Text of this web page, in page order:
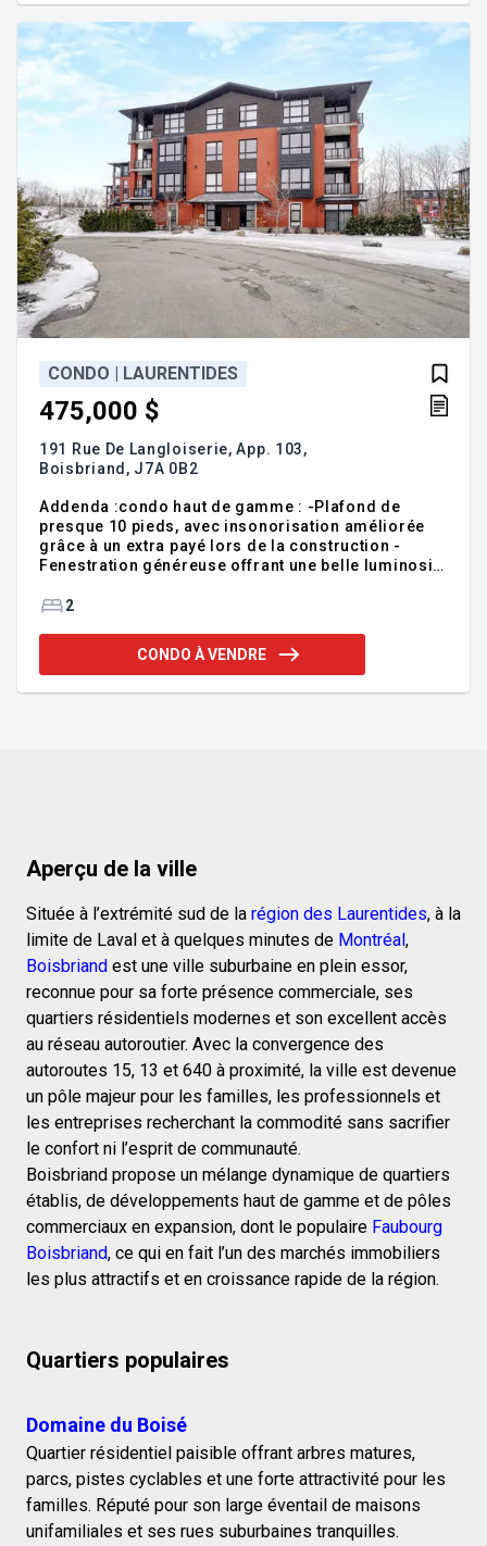
recherché. Vous allez être impressionné par son
entretien impeccable! À qui la
CONDO | LAURENTIDES
475,000 $
191 Rue De Langloiserie, App. 103,
Boisbriand, J7A 0B2
Addenda :condo haut de gamme : -Plafond de
presque 10 pieds, avec insonorisation améliorée
grâce à un extra payé lors de la construction -
Fenestration généreuse offrant une belle luminosité
et comptoir de quartz waterfall -Rangements sur
spacieuse salle de bain dont la toilette est séparée
2
CONDO À VENDRE
Aperçu de la ville
Située à l’extrémité sud de la région des Laurentides, à la
limite de Laval et à quelques minutes de Montréal ,
Boisbriand est une ville suburbaine en plein essor,
reconnue pour sa forte présence commerciale, ses
quartiers résidentiels modernes et son excellent accès
au réseau autoroutier. Avec la convergence des
autoroutes 15, 13 et 640 à proximité, la ville est devenue
un pôle majeur pour les familles, les professionnels et
les entreprises recherchant la commodité sans sacrifier
le confort ni l’esprit de communauté.
Boisbriand propose un mélange dynamique de quartiers
établis, de développements haut de gamme et de pôles
commerciaux en expansion, dont le populaire Faubourg
Boisbriand, ce qui en fait l’un des marchés immobiliers
les plus attractifs et en croissance rapide de la région.
Quartiers populaires
Domaine du Boisé
Quartier résidentiel paisible offrant arbres matures,
parcs, pistes cyclables et une forte attractivité pour les
familles. Réputé pour son large éventail de maisons
unifamiliales et ses rues suburbaines tranquilles.